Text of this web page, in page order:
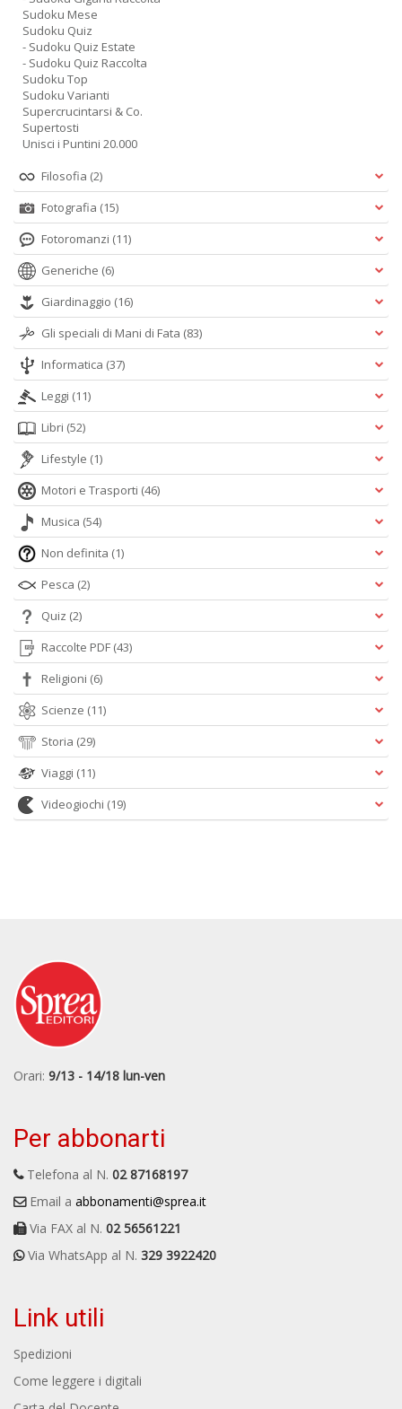
Sudoku Mese
Sudoku Quiz
- Sudoku Quiz Estate
- Sudoku Quiz Raccolta
Sudoku Top
Sudoku Varianti
Supercrucintarsi & Co.
Supertosti
Unisci i Puntini 20.000
Filosofia (2)
Fotografia (15)
Fotoromanzi (11)
Generiche (6)
Giardinaggio (16)
Gli speciali di Mani di Fata (83)
Informatica (37)
Leggi (11)
Libri (52)
Lifestyle (1)
Motori e Trasporti (46)
Musica (54)
Non definita (1)
Pesca (2)
Quiz (2)
Raccolte PDF (43)
Religioni (6)
Scienze (11)
Storia (29)
Viaggi (11)
Videogiochi (19)
Orari: 9/13 - 14/18 lun-ven
Per abbonarti
Telefona al N. 02 87168197
Email a abbonamenti@sprea.it
Via FAX al N. 02 56561221
Via WhatsApp al N. 329 3922420
Link utili
Spedizioni
Come leggere i digitali